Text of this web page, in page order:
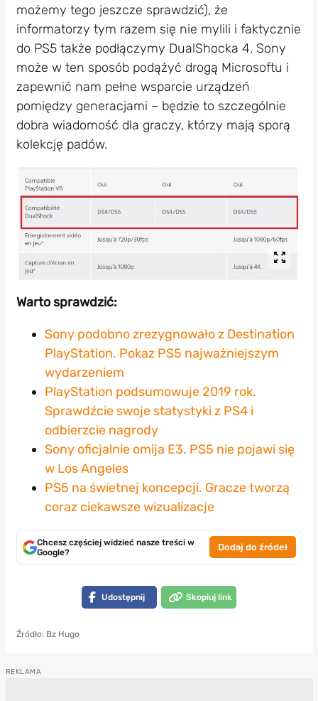
możemy tego jeszcze sprawdzić), że
informatorzy tym razem się nie mylili i faktycznie
do PS5 także podłączymy DualShocka 4. Sony
może w ten sposób podążyć drogą Microsoftu i
zapewnić nam pełne wsparcie urządzeń
pomiędzy generacjami – będzie to szczególnie
dobra wiadomość dla graczy, którzy mają sporą
kolekcję padów.
Warto sprawdzić:
Sony podobno zrezygnowało z Destination
PlayStation. Pokaz PS5 najważniejszym
wydarzeniem
PlayStation podsumowuje 2019 rok.
Sprawdźcie swoje statystyki z PS4 i
odbierzcie nagrody
Sony oficjalnie omija E3. PS5 nie pojawi się
w Los Angeles
PS5 na świetnej koncepcji. Gracze tworzą
coraz ciekawsze wizualizacje
Chcesz częściej widzieć nasze treści w
Google?
Dodaj do źródeł
Udostępnij Skopiuj link
Źródło: Bz Hugo